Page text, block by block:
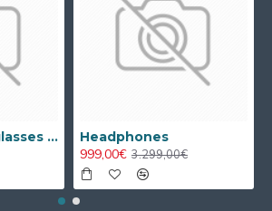
Oversized Sunglasses For Long Summer Days Headphones
999,00€ 3.299,00€